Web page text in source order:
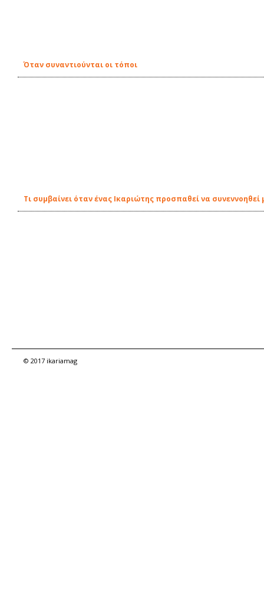
Όταν συναντιούνται οι τόποι
Τι συμβαίνει όταν ένας Ικαριώτης προσπαθεί να
© 2017 ikariamag